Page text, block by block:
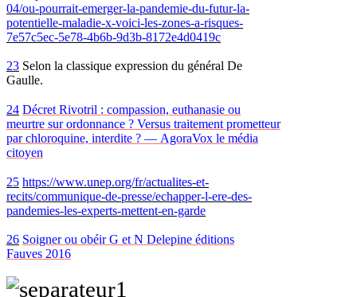
04/ou-pourrait-emerger-la-pandemie-du-futur-la-
potentielle-maladie-x-voici-les-zones-a-risques-
7e57c5ec-5e78-4b6b-9d3b-8172e4d0419c
23 Selon la classique expression du général De
Gaulle.
24 Décret Rivotril : compassion, euthanasie ou
meurtre sur ordonnance ? Versus traitement prometteur
par chloroquine, interdite ? — AgoraVox le média
citoyen
25 https://www.unep.org/fr/actualites-et-
recits/communique-de-presse/echapper-l-ere-des-
pandemies-les-experts-mettent-en-garde
26 Soigner ou obéir G et N Delepine éditions
Fauves 2016